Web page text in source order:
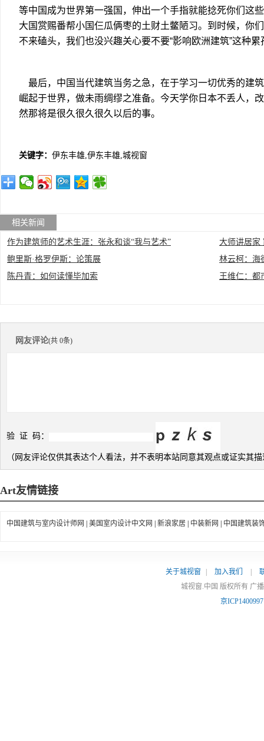
等中国成为世界第一强国，伸出一个手指就能捻死你们这
大国赏赐番帮小国仨瓜俩枣的土财土鳖陋习。到时候，你
不来磕头，我们也没兴趣关心要不要“影响欧洲建筑”这种
最后，中国当代建筑当务之急，在于学习一切优秀的建
崛起于世界，做未雨绸缪之准备。今天学你日本不丢人，
然那将是很久很久很久以后的事。
关键字： 伊东丰雄,伊东丰雄,城视窗
相关新闻
作为建筑师的艺术生涯：张永和谈“我与艺术”
大师讲居家
鲍里斯·格罗伊斯：论策展
林云柯：海
陈丹青：如何读懂毕加索
王维仁：都
网友评论(共 0条)
验 证 码：
（网友评论仅供其表达个人看法，并不表明本站同意其观点或证实其
Art友情链接
中国建筑与室内设计师网 美国室内设计中文网 新浪家居 中装新网 中国建筑装
关于城视窗 加入我们
城视窗.中国 版权所有 广
京